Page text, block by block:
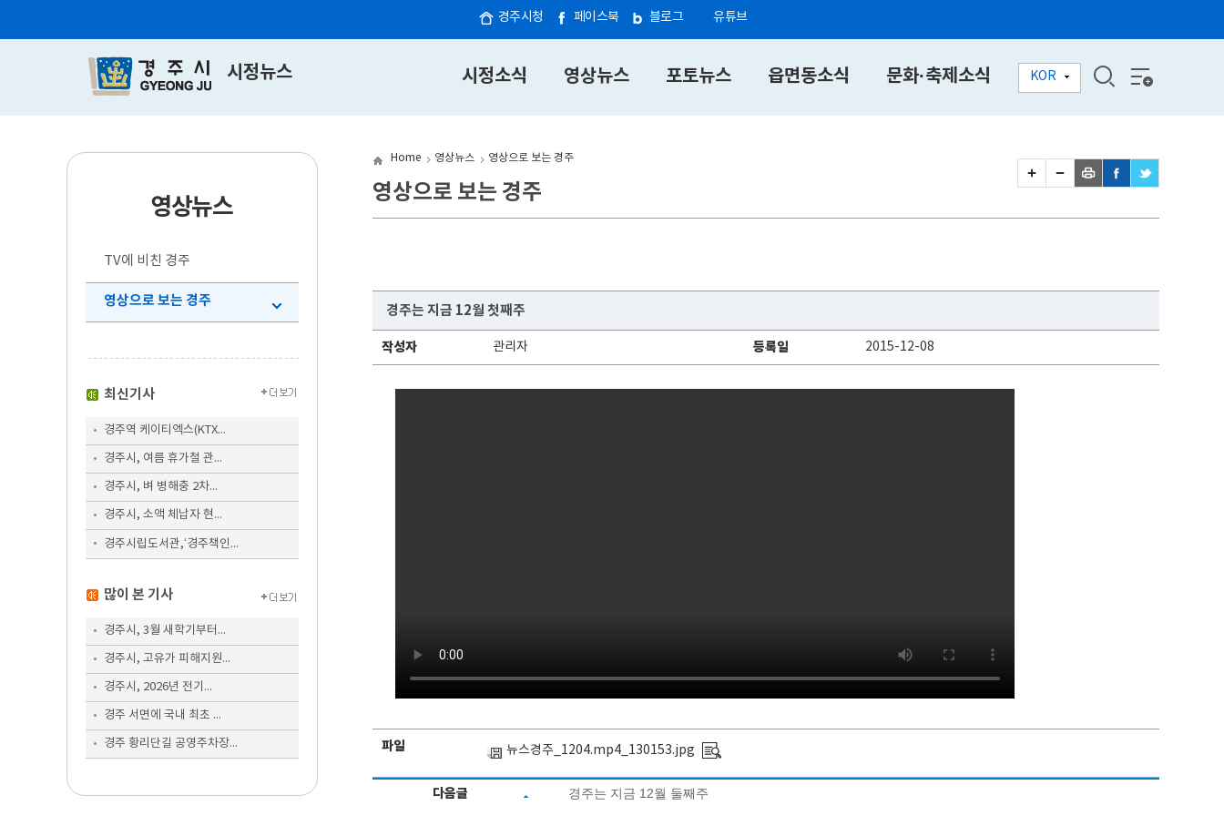
경주시청 페이스북 블로그 유튜브
시정뉴스 시정소식 영상뉴스 포토뉴스 읍면동소식 문화·축제소식 KOR
영상뉴스
TV에 비친 경주
영상으로 보는 경주
최신기사
경주역 케이티엑스(KTX...
경주시, 여름 휴가철 관...
경주시, 벼 병해충 2차...
경주시, 소액 체납자 현...
경주시립도서관,‘경주책인...
많이 본 기사
경주시, 3월 새학기부터...
경주시, 고유가 피해지원...
경주시, 2026년 전기...
경주 서면에 국내 최초 ...
경주 황리단길 공영주차장...
Home 영상뉴스 영상으로 보는 경주
영상으로 보는 경주
경주는 지금 12월 첫째주
작성자 관리자 등록일 2015-12-08
파일 뉴스경주_1204.mp4_130153.jpg
다음글 경주는 지금 12월 둘째주